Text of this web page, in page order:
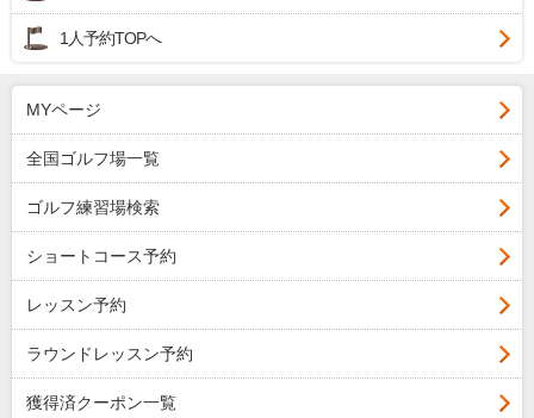
1人予約TOPへ
MYページ
全国ゴルフ場一覧
ゴルフ練習場検索
ショートコース予約
レッスン予約
ラウンドレッスン予約
獲得済クーポン一覧